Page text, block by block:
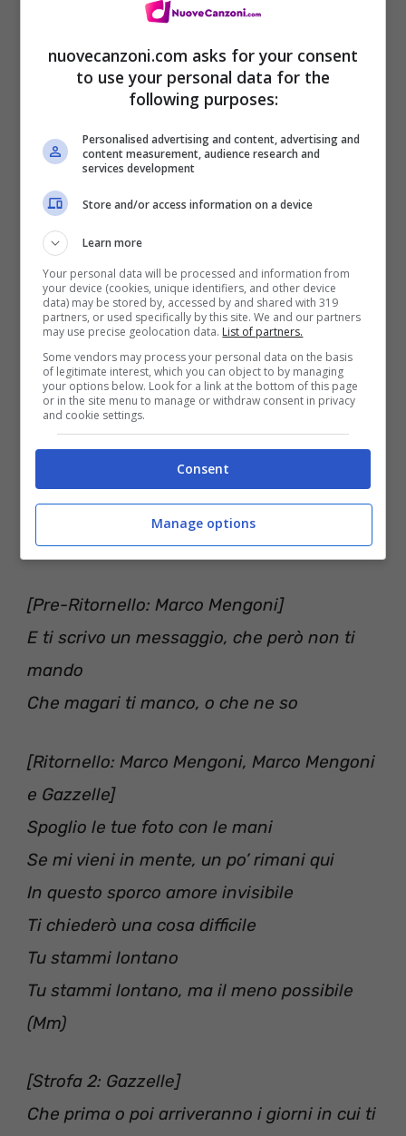
[Strofa 1: Marco Mengoni]
guidare ‬
‪Si copre la testa con il giornale, sotto il
primo balcone ‬
‪Poi dietro le scuse, non ho voglia di uscire ‬
‪Lo vedi, succedono cose anche senza noi
due ‬
[Pre-Ritornello: Marco Mengoni]
‪E ti scrivo un messaggio, che però non ti
mando ‬
‪Che magari ti manco, o che ne so ‬
[Ritornello: Marco Mengoni, Marco Mengoni
e Gazzelle]
‪Spoglio le tue foto con le mani ‬
‪Se mi vieni in mente, un po’ rimani qui ‬
‪In questo sporco amore invisibile ‬
‪Ti chiederò una cosa difficile ‬
‪Tu stammi lontano ‬
‪Tu stammi lontano, ma ‬‪il meno possibile‬
(Mm)
[Strofa 2: ‪Gazzellе]‬
‪Che prima o poi arriveranno i giorni in cui ti
nuovecanzoni.com asks for your consent
to use your personal data for the
following purposes:
Personalised advertising and content, advertising and
content measurement, audience research and
services development
Store and/or access information on a device
Learn more
Your personal data will be processed and information from
your device (cookies, unique identifiers, and other device
data) may be stored by, accessed by and shared with 319
partners, or used specifically by this site. We and our partners
may use precise geolocation data. List of partners.
Some vendors may process your personal data on the basis
of legitimate interest, which you can object to by managing
your options below. Look for a link at the bottom of this page
or in the site menu to manage or withdraw consent in privacy
and cookie settings.
Consent
Manage options